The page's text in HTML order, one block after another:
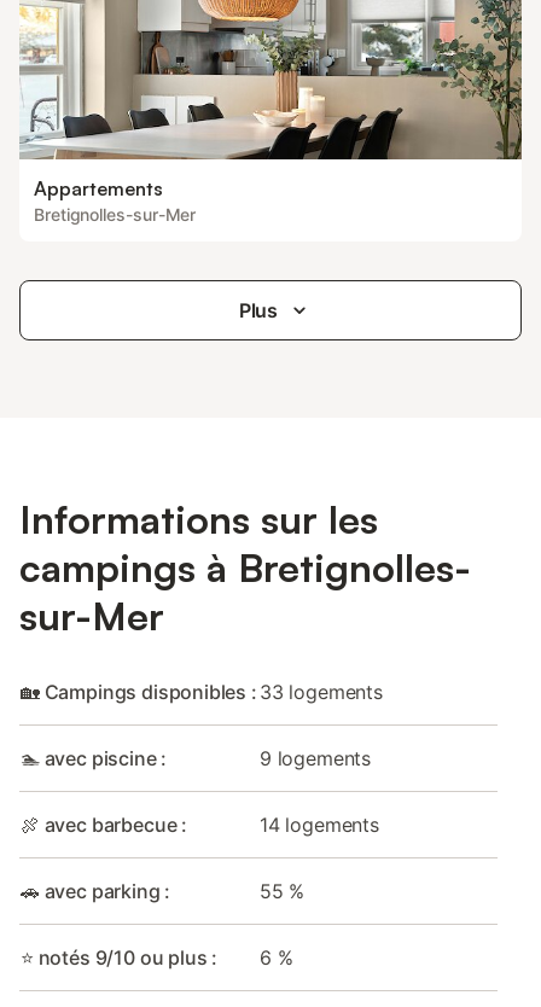
Appartements
Bretignolles-sur-Mer
Plus
Informations sur les
campings à Bretignolles-
sur-Mer
🏡 Campings disponibles : 33 logements
🏊 avec piscine : 9 logements
🍖 avec barbecue : 14 logements
🚗 avec parking : 55 %
⭐ notés 9/10 ou plus : 6 %